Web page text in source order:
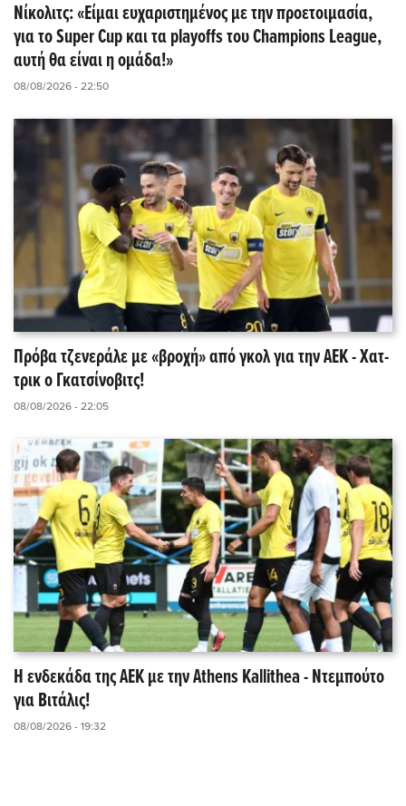
Νίκολιτς: «Είμαι ευχαριστημένος με την προετοιμασία,
για το Super Cup και τα playoffs του Champions League,
αυτή θα είναι η ομάδα!»
08/08/2026 - 22:50
Πρόβα τζενεράλε με «βροχή» από γκολ για την ΑΕΚ - Χατ-
τρικ ο Γκατσίνοβιτς!
08/08/2026 - 22:05
Η ενδεκάδα της ΑΕΚ με την Athens Kallithea - Ντεμπούτο
για Βιτάλις!
08/08/2026 - 19:32